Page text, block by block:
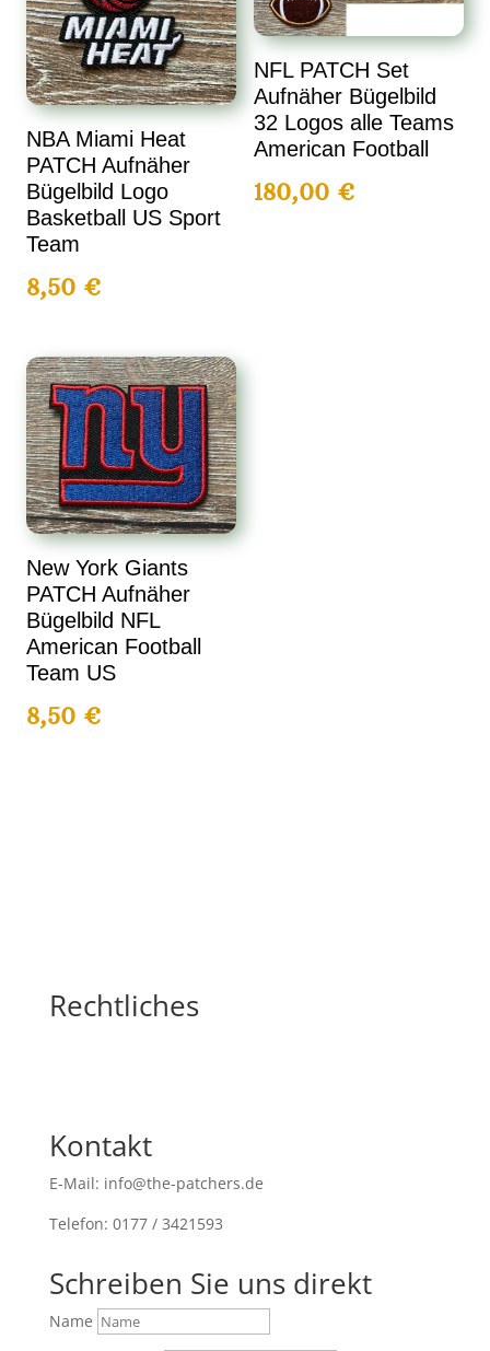
NBA Miami Heat
PATCH Aufnäher
Bügelbild Logo
Basketball US Sport
Team
8,50€
NFL PATCH Set
Aufnäher Bügelbild
32 Logos alle Teams
American Football
180,00 €
New York Giants
PATCH Aufnäher
Bügelbild NFL
American Football
Team US
8,50€
Rechtliches
Kontakt
E-Mail: info@the-patchers.de
Telefon: 0177 / 3421593
Schreiben Sie uns direkt
Name